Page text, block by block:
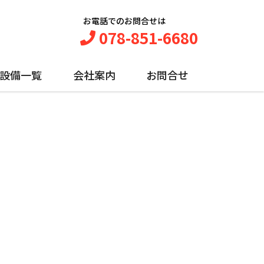
お電話でのお問合せは
078-851-6680
設備一覧 会社案内 お問合せ